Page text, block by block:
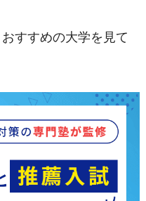
すすめの大学を見て